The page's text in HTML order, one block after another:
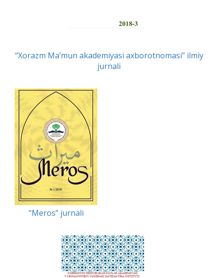
“Xorazm Ma’mun akademiyasi axborotnomasi” ilmiy
jurnali
“Meros” jurnali